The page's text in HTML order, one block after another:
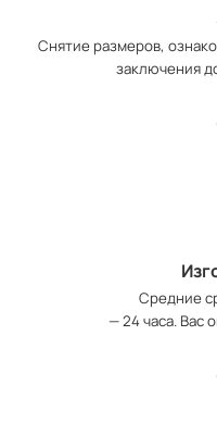
Снятие размеров,
заключения
Средние
— 24 часа. Вас